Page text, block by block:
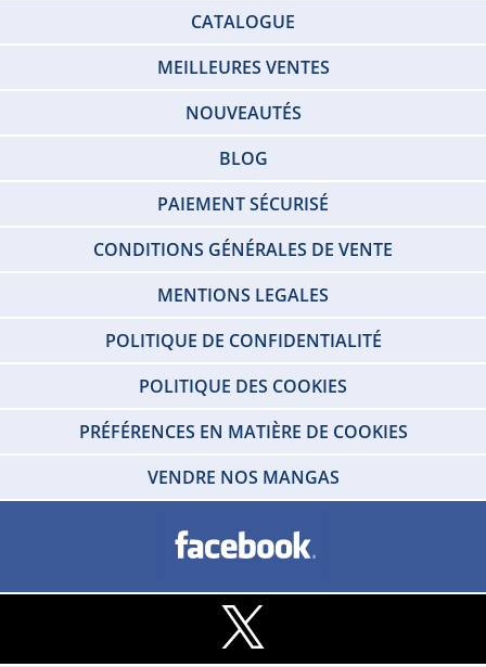
CATALOGUE
MEILLEURES VENTES
NOUVEAUTÉS
BLOG
PAIEMENT SÉCURISÉ
CONDITIONS GÉNÉRALES DE VENTE
MENTIONS LEGALES
POLITIQUE DE CONFIDENTIALITÉ
POLITIQUE DES COOKIES
PRÉFÉRENCES EN MATIÈRE DE COOKIES
VENDRE NOS MANGAS